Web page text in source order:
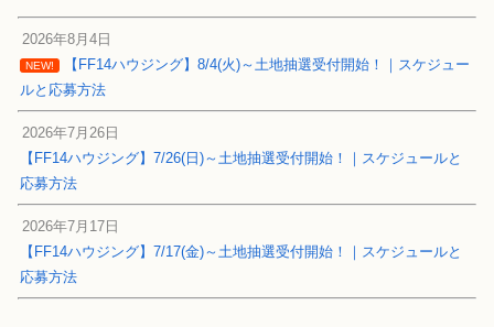
2026年8月4日
NEW!
【FF14ハウジング】8/4(火)～土地抽選受付開始！｜スケジュー
ルと応募方法
2026年7月26日
【FF14ハウジング】7/26(日)～土地抽選受付開始！｜スケジュールと
応募方法
2026年7月17日
【FF14ハウジング】7/17(金)～土地抽選受付開始！｜スケジュールと
応募方法